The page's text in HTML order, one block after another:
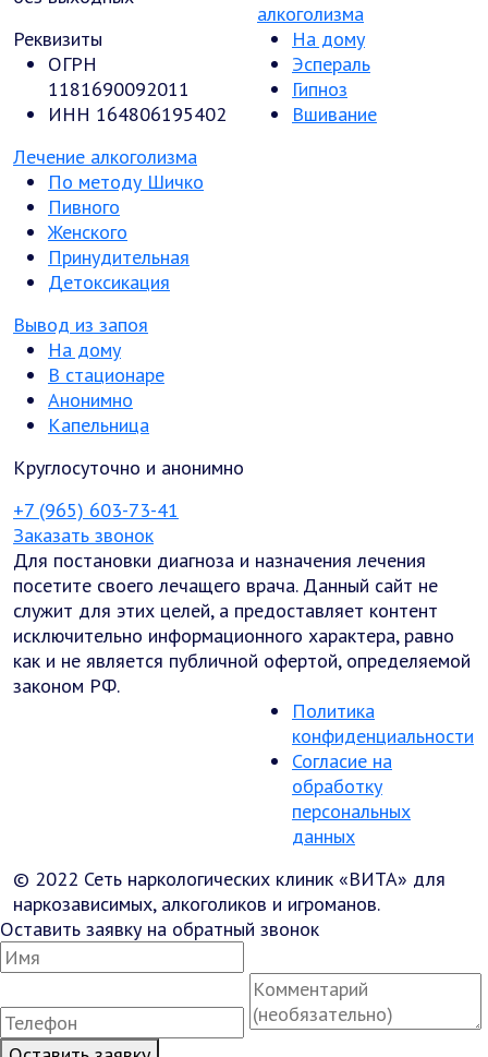
Реквизиты
ОГРН
1181690092011
ИНН 164806195402
алкоголизма
На дому
Эспераль
Гипноз
Вшивание
Лечение алкоголизма
По методу Шичко
Пивного
Женского
Принудительная
Детоксикация
Вывод из запоя
На дому
В стационаре
Анонимно
Капельница
Круглосуточно и анонимно
+7 (965) 603-73-41
Заказать звонок
Для постановки диагноза и назначения лечения
посетите своего лечащего врача. Данный сайт не
служит для этих целей, а предоставляет контент
исключительно информационного характера, равно
как и не является публичной офертой, определяемой
законом РФ.
Политика
конфиденциальности
Согласие на
обработку
персональных
данных
© 2022 Сеть наркологических клиник «ВИТА» для
наркозависимых, алкоголиков и игроманов.
Оставить заявку на обратный звонок